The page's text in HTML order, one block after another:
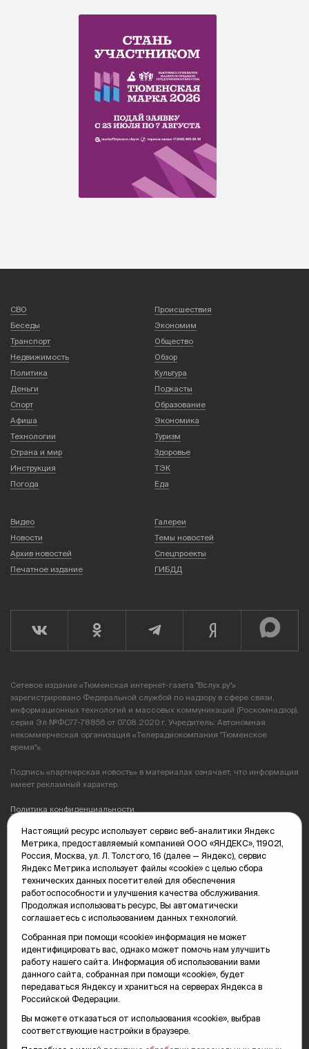
СВО
Происшествия
Беседы
Экономим
Транспорт
Общество
Недвижимость
Обзор
Политика
Культура
Деньги
Подкасты
Спорт
Образование
Афиша
Экономика
Технологии
Туризм
Страна и мир
Здоровье
Инструкция
ТЭК
Погода
Еда
Видео
Галереи
Новости
Темы новостей
Архив новостей
Спецпроекты
Печатное издание
ГИБДД
Сетевое издание «Тюменская интернет-газета "Вслух.ру"»
зарегистрировано Федеральной службой по надзору в сфере связи,
информационных технологий и массовых коммуникаций (Роскомнадзор),
серия Эл №ФС77-78856 от 07.08.2020 г. Учредитель: Автономная
некоммерческая организация «Телерадиокомпания "Тюменское
время"».
Подпись «партнерская новость» в материалах означает, что информация
имеет рекламный характер.
Политика конфиденциальности
Редакция: 625035, Тюмень, пр. Геологоразведчиков, 28А
(3452) 68-89-05
edit@vsluh.ru
Главный редактор: Панкина Т.Ю.
kika@vsluh.ru
По вопросам рекламы:
(3452) 68-89-78
kotovaev@sibinformburo.ru
mim@vsluh.ru
Настоящий ресурс использует сервис веб-аналитики Яндекс
Метрика, предоставляемый компанией ООО «ЯНДЕКС», 119021,
Россия, Москва, ул. Л. Толстого, 16 (далее — Яндекс), сервис
Яндекс Метрика использует файлы «cookie» с целью сбора
технических данных посетителей для обеспечения
работоспособности и улучшения качества обслуживания.
Продолжая использовать ресурс, Вы автоматически
соглашаетесь с использованием данных технологий.
Собранная при помощи «cookie» информация не может
идентифицировать вас, однако может помочь нам улучшить
работу нашего сайта. Информация об использовании вами
данного сайта, собранная при помощи «cookie», будет
передаваться Яндексу и храниться на серверах Яндекса в
Российской Федерации.
Вы можете отказаться от использования «cookie», выбрав
соответствующие настройки в браузере.